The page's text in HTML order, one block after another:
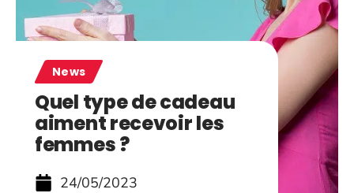
News
Quel type de cadeau
aiment recevoir les
femmes ?
24/05/2023